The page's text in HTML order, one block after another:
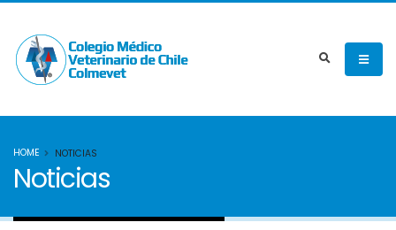
HOME NOTICIAS
Noticias